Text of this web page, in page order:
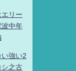
リー
波中年
強い2
シ之古